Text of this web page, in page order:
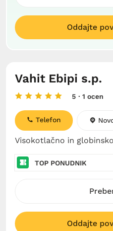
Oddajte
Vahit Ebipi s.p.
5 · 1 ocen
Visokotlačno in
Telefon
TOP PONUDNIK
Oddajte